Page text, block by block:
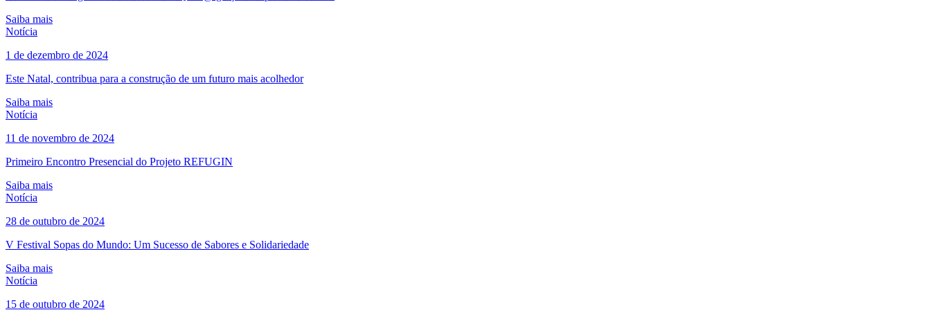
Saiba mais
Notícia
1 de dezembro de 2024
Este Natal, contribua para a construção de um futuro mais acolhedor
Saiba mais
Notícia
11 de novembro de 2024
Primeiro Encontro Presencial do Projeto REFUGIN
Saiba mais
Notícia
28 de outubro de 2024
V Festival Sopas do Mundo: Um Sucesso de Sabores e Solidariedade
Saiba mais
Notícia
15 de outubro de 2024